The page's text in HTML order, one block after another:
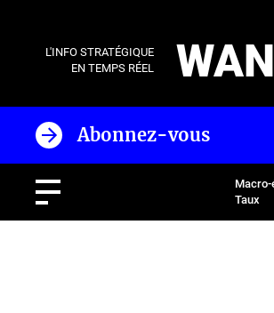
L'INFO STRATÉGIQUE
EN TEMPS RÉEL
WAN
Abonnez-vous
Taux